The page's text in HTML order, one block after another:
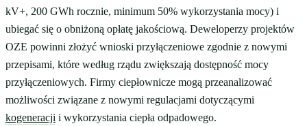
kV+, 200 GWh rocznie, minimum 50% wykorzystania mocy) i
ubiegać się o obniżoną opłatę jakościową. Deweloperzy projektów
OZE powinni złożyć wnioski przyłączeniowe zgodnie z nowymi
przepisami, które według rządu zwiększają dostępność mocy
przyłączeniowych. Firmy ciepłownicze mogą przeanalizować
możliwości związane z nowymi regulacjami dotyczącymi
kogeneracji i wykorzystania ciepła odpadowego.